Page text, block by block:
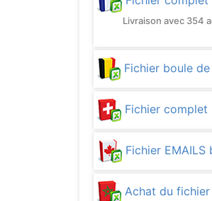
Livraison avec 354
Fichier boule
Fichier complet
Fichier
Achat du